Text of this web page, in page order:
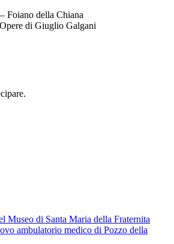
Foiano della Chiana
di Giuglio Galgani
Museo di Santa Maria della Fraternita
ambulatorio medico di Pozzo della